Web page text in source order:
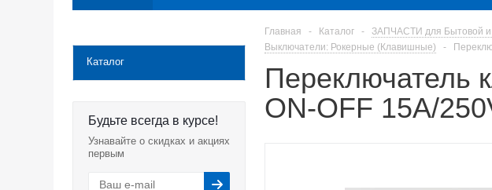
Каталог
Будьте всегда в курсе!
Узнавайте о скидках и акциях
первым
Главная - Каталог - ЗАПЧАСТИ для Бытовой
Выключатели: Рокерные (Клавишные)
-
Переключатель
ON-OFF 15A/